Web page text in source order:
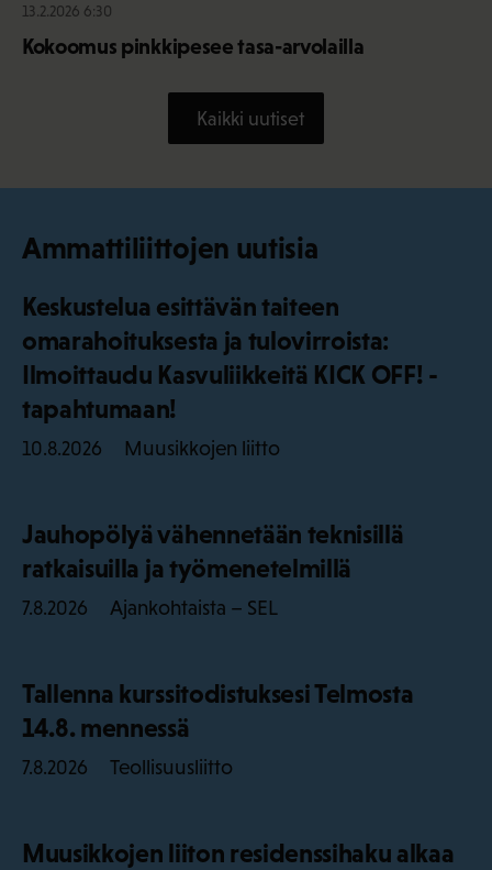
13.2.2026 6:30
Kokoomus pinkkipesee tasa-arvolailla
Kaikki uutiset
Ammattiliittojen uutisia
Keskustelua esittävän taiteen
omarahoituksesta ja tulovirroista:
Ilmoittaudu Kasvuliikkeitä KICK OFF! -
tapahtumaan!
10.8.2026 Muusikkojen liitto
Jauhopölyä vähennetään teknisillä
ratkaisuilla ja työmenetelmillä
7.8.2026 Ajankohtaista – SEL
Tallenna kurssitodistuksesi Telmosta
14.8. mennessä
7.8.2026 Teollisuusliitto
Muusikkojen liiton residenssihaku alkaa